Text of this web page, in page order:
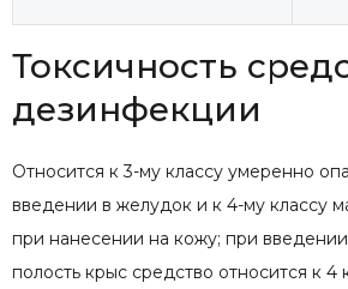
Токсичность
дезинфекции
Относится к 3-му классу умеренно
введении в желудок и к 4-му классу
при нанесении на кожу; при
полость крыс средство относится к 4